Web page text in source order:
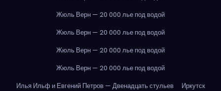
Жюль Верн — 20 000 лье под водой
Жюль Верн — 20 000 лье под водой
Жюль Верн — 20 000 лье под водой
Жюль Верн — 20 000 лье под водой
Илья Ильф и Евгений Петров — Двенадцать стульев
Иркутск